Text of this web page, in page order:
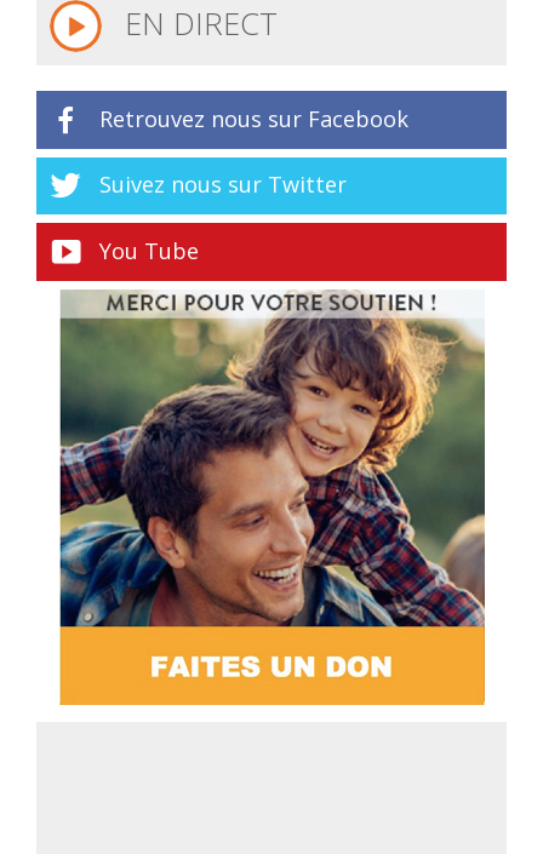
EN DIRECT
Retrouvez nous sur Facebook
Suivez nous sur Twitter
You Tube